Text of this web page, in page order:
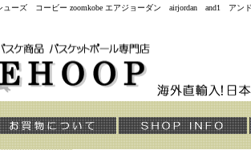
シューズ コービー zoomkobe エアジョーダン airjordan and1